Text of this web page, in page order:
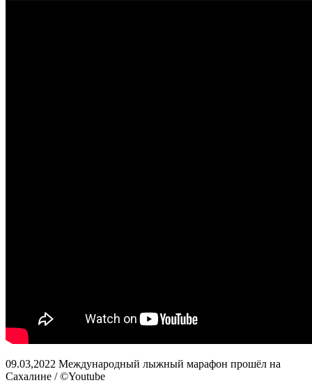
09.03,2022 Международный лыжный марафон прошёл на
Сахалине / ©Youtube